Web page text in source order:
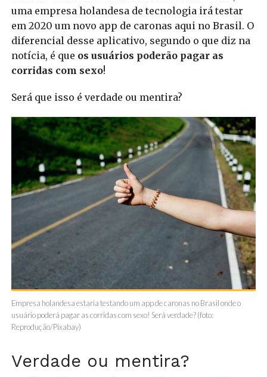
uma empresa holandesa de tecnologia irá testar
em 2020 um novo app de caronas aqui no Brasil. O
diferencial desse aplicativo, segundo o que diz na
notícia, é que os usuários poderão pagar as
corridas com sexo!
Será que isso é verdade ou mentira?
Empresa holandesa estaria testando um app de caronas no Brasil onde o
usuário poderá pagar as corridas com sexo! Será verdade? (foto:
Reprodução/Pixabay)
Verdade ou mentira?